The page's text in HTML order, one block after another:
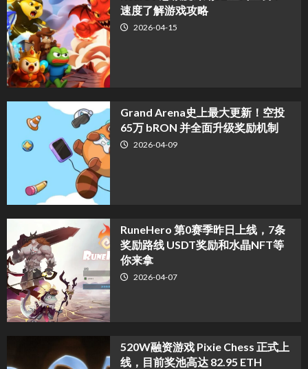
速度了解游戏攻略
2026-04-15
Grand Arena史上最大更新！空投
65万 bRON 并全面升级奖励机制
2026-04-09
RuneHero 第0赛季昨日上线，7条
奖励路线 USDT奖励和水晶NFT等
你来拿
2026-04-07
520W融资游戏 Pixie Chess 正式上
线，目前奖池高达 82.95 ETH